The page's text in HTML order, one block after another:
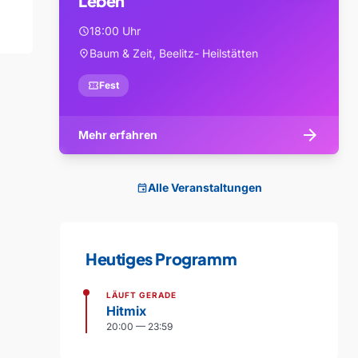
schedule18:00 Uhr
location_onBaum & Zeit, Beelitz- Heilstätten
confirmation_numberFest
Mehr erfahren arrow_forward
eventAlle Veranstaltungen
Heutiges Programm
LÄUFT GERADE
Hitmix
20:00 — 23:59